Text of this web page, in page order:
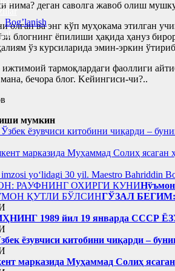
Bog’lanish
нима? деган саволга жавоб олиш
олган ва энг кўп муҳокама этилган
блогнинг ёпилиши ҳақида ҳануз
ўз курсиларида эмин-эркин
тармоқлардаги фаоллиги
бечора блог. Kейингиси-чи?..
мумкин
ГЎЗАЛ
1989 йил 19 январда
ёзувчиси китобини чиқарди –
марказида Муҳаммад Солиҳ